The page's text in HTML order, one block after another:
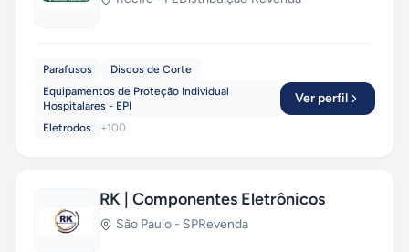
Parafusos
Discos de Corte
Equipamentos de Proteção Individual
Hospitalares - EPI
Eletrodos
+100
Ver perfil
RK | Componentes Eletrônicos
São Paulo - SPRevenda